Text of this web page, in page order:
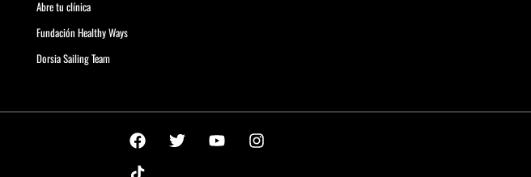
Abre tu clínica
Fundación Healthy Ways
Dorsia Sailing Team